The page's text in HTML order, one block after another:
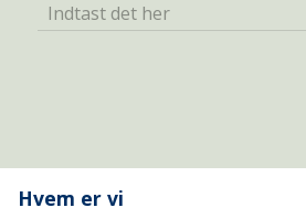
Indtast det her
Hvem er vi